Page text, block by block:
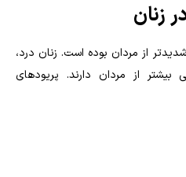
زنان
شدیدتر از مردان بوده است. زنان درد،
از مردان دارند. پریودهای